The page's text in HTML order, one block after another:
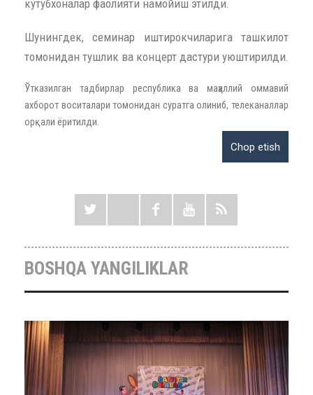
кутубхоналар фаолияти намойиш этилди.
Шунингдек, семинар иштирокчиларига ташкилот
томонидан тушлик ва концерт дастури уюштирилди.
Ўтказилган тадбирлар республика ва маҳаллий оммавий
ахборот воситалари томонидан суратга олиниб, телеканаллар
орқали ёритилди.
BOSHQA YANGILIKLAR